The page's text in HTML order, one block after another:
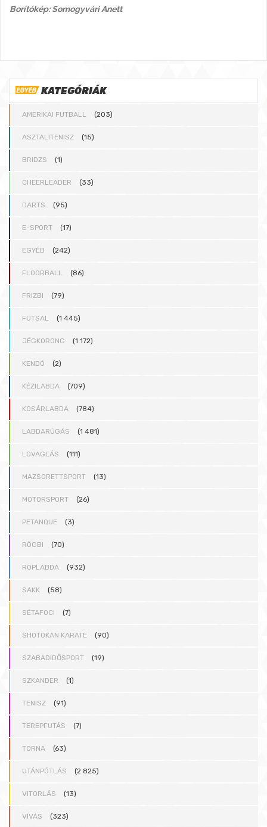
Borítókép: Somogyvári Anett
KATEGÓRIÁK
AMERIKAI FUTBALL (203)
ASZTALITENISZ (15)
BRIDZS (1)
CHEERLEADER (33)
DARTS (95)
E-SPORT (17)
EGYÉB (242)
FLOORBALL (86)
FRIZBI (79)
FUTSAL (1 445)
JÉGKORONG (1 172)
KENDÓ (2)
KÉZILABDA (709)
KOSÁRLABDA (784)
LABDARÚGÁS (1 481)
LOVAGLÁS (111)
MAZSORETTSPORT (13)
MOTORSPORT (26)
PETANQUE (3)
RÖGBI (70)
RÖPLABDA (932)
SAKK (58)
SÉTAFOCI (7)
SHOTOKAN KARATE (90)
SZABADIDŐSPORT (19)
SZKANDER (1)
TENISZ (91)
TEREPFUTÁS (7)
TORNA (63)
UTÁNPÓTLÁS (2 825)
VITORLÁS (13)
VÍVÁS (323)